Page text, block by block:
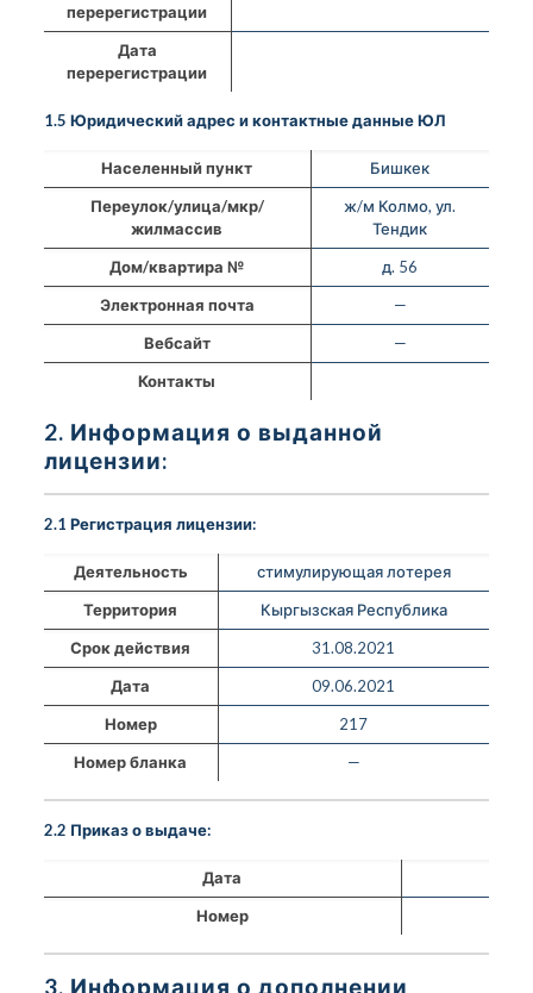
перерегистрации
Дата
перерегистрации
1.5 Юридический адрес и контактные данные ЮЛ
Населенный пункт
Бишкек
Переулок/улица/мкр/
жилмассив
ж/м Колмо, ул.
Тендик
Дом/квартира №
д. 56
Электронная почта
—
Вебсайт
—
Контакты
2. Информация о выданной
лицензии:
2.1 Регистрация лицензии:
Деятельность
стимулирующая лотерея
Территория
Кыргызская Республика
Срок действия
31.08.2021
Дата
09.06.2021
Номер
217
Номер бланка
—
2.2 Приказ о выдаче:
Дата
Номер
3. Информация о дополнении